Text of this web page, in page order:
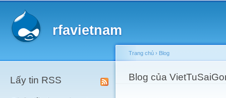
rfavietnam
Lấy tin RSS
You are here
Trang chủ › Blog
Blog của